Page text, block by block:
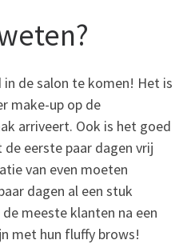
de salon te komen! Het is
make-up op de
arriveert. Ook is het goed
eerste paar dagen vrij
van even moeten
dagen al een stuk
meeste klanten na een
met hun fluffy brows!